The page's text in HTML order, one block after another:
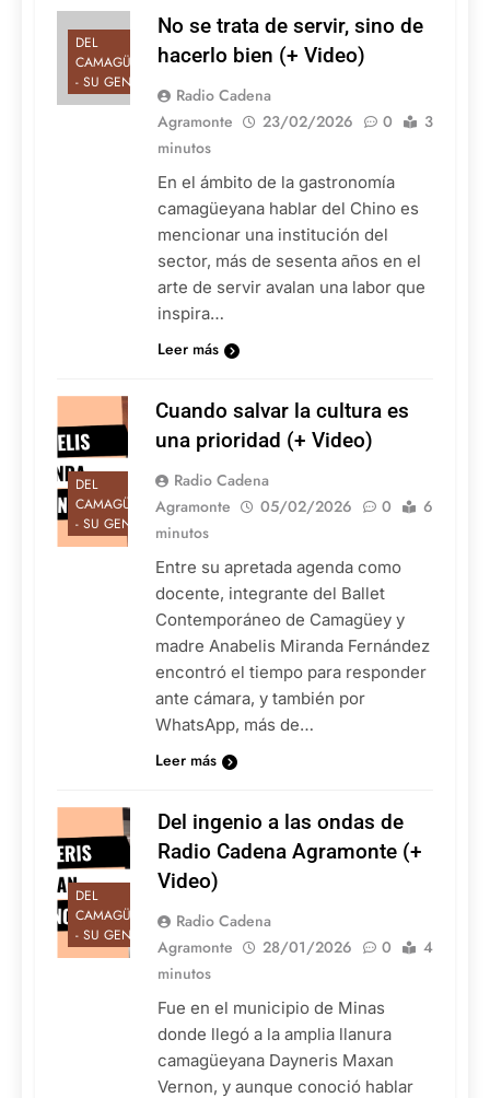
DEL
CAMAGÜEY
- SU GENTE
No se trata de servir, sino de
hacerlo bien (+ Video)
Radio Cadena
Agramonte
23/02/2026 0
3
minutos
En el ámbito de la gastronomía
camagüeyana hablar del Chino es
mencionar una institución del
sector, más de sesenta años en el
arte de servir avalan una labor que
inspira…
Leer más
DEL
CAMAGÜEY
- SU GENTE
Cuando salvar la cultura es
una prioridad (+ Video)
Radio Cadena
Agramonte
05/02/2026 0
6
minutos
Entre su apretada agenda como
docente, integrante del Ballet
Contemporáneo de Camagüey y
madre Anabelis Miranda Fernández
encontró el tiempo para responder
ante cámara, y también por
WhatsApp, más de…
Leer más
DEL
CAMAGÜEY
- SU GENTE
Del ingenio a las ondas de
Radio Cadena Agramonte (+
Video)
Radio Cadena
Agramonte
28/01/2026 0
4
minutos
Fue en el municipio de Minas
donde llegó a la amplia llanura
camagüeyana Dayneris Maxan
Vernon, y aunque conoció hablar